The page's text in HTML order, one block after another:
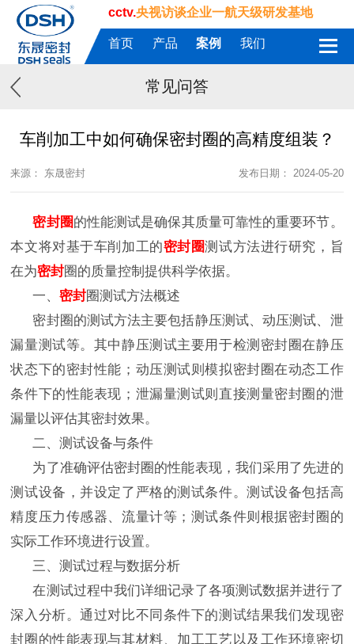
cctv.央视访谈企业一航天级研发基地
首页 产品 案例 我们
常见问答
车削加工中如何确保密封圈的高精度组装？
来源： 东晟密封 发布日期： 2024-05-20
密封圈的性能测试是确保其质量可靠性的重要环节。
本文将对基于车削加工的密封圈测试方法进行研究，旨
在为密封圈的质量控制提供科学依据。
一、密封圈测试方法概述
密封圈的测试方法主要包括静压测试、动压测试、泄
漏量测试等。其中静压测试主要用于检测密封圈在静压
状态下的密封性能；动压测试则模拟密封圈在动态工作
条件下的性能表现；泄漏量测试则直接测量密封圈的泄
漏量以评估其密封效果。
二、测试设备与条件
为了准确评估密封圈的性能表现，我们采用了先进的
测试设备，并设定了严格的测试条件。测试设备包括高
精度压力传感器、流量计等；测试条件则根据密封圈的
实际工作环境进行设置。
三、测试过程与数据分析
在测试过程中我们详细记录了各项测试数据并进行了
深入分析。通过对比不同条件下的测试结果我们发现密
封圈的性能表现与其材料、加工工艺以及工作环境密切